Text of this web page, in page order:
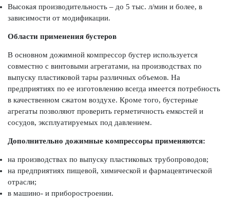
Высокая производительность – до 5 тыс. л/мин и более, в
зависимости от модификации.
Области применения бустеров
В основном дожимной компрессор бустер используется
совместно с винтовыми агрегатами, на производствах по
выпуску пластиковой тары различных объемов. На
предприятиях по ее изготовлению всегда имеется потребность
в качественном сжатом воздухе. Кроме того, бустерные
агрегаты позволяют проверить герметичность емкостей и
сосудов, эксплуатируемых под давлением.
Дополнительно дожимные компрессоры применяются:
на производствах по выпуску пластиковых трубопроводов;
на предприятиях пищевой, химической и фармацевтической
отрасли;
в машино- и приборостроении.